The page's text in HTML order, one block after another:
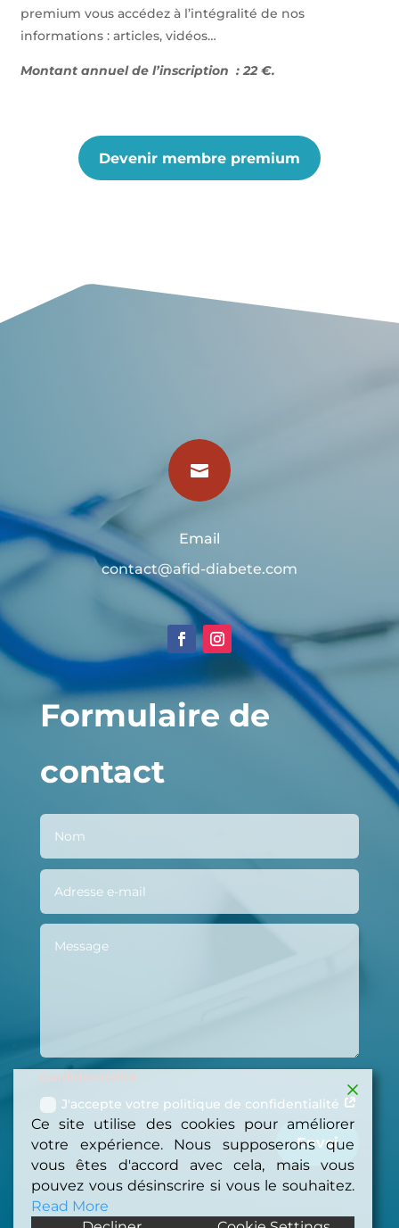
premium vous accédez à l’intégralité de nos
informations : articles, vidéos…
Montant annuel de l’inscription : 22 €.
Devenir membre premium

Email
contact@afid-diabete.com
Formulaire de
contact
Confidentialité
J'accepte votre politique de confidentialité
Envoi
Ce site utilise des cookies pour améliorer
votre expérience. Nous supposerons que
vous êtes d'accord avec cela, mais vous
pouvez vous désinscrire si vous le souhaitez.
Read More